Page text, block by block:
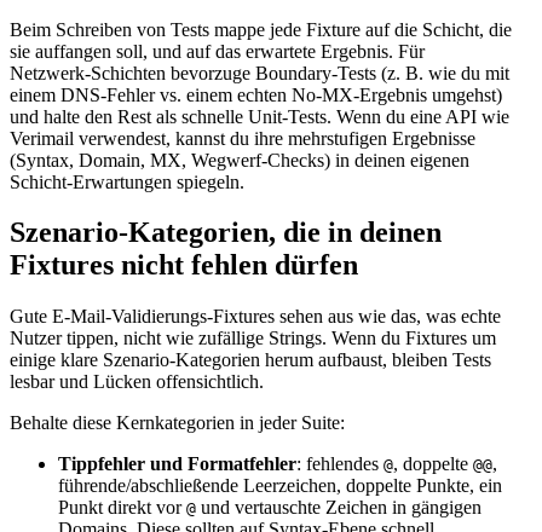
Beim Schreiben von Tests mappe jede Fixture auf die Schicht, die
sie auffangen soll, und auf das erwartete Ergebnis. Für
Netzwerk‑Schichten bevorzuge Boundary‑Tests (z. B. wie du mit
einem DNS‑Fehler vs. einem echten No‑MX‑Ergebnis umgehst)
und halte den Rest als schnelle Unit‑Tests. Wenn du eine API wie
Verimail verwendest, kannst du ihre mehrstufigen Ergebnisse
(Syntax, Domain, MX, Wegwerf‑Checks) in deinen eigenen
Schicht‑Erwartungen spiegeln.
Szenario‑Kategorien, die in deinen
Fixtures nicht fehlen dürfen
Gute E‑Mail‑Validierungs‑Fixtures sehen aus wie das, was echte
Nutzer tippen, nicht wie zufällige Strings. Wenn du Fixtures um
einige klare Szenario‑Kategorien herum aufbaust, bleiben Tests
lesbar und Lücken offensichtlich.
Behalte diese Kernkategorien in jeder Suite:
Tippfehler und Formatfehler: fehlendes @, doppelte @@,
führende/abschließende Leerzeichen, doppelte Punkte, ein
Punkt direkt vor @ und vertauschte Zeichen in gängigen